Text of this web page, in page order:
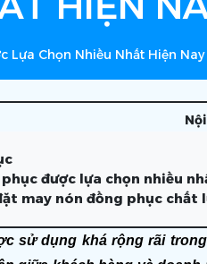
Lựa Chọn Nhiều Nhất Hiện Nay
được lựa chọn nhiều
may nón đồng phục chất
sử dụng khá rộng rãi